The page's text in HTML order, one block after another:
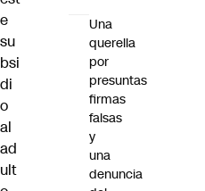
e
su
bsi
di
o
al
ad
ult
Una
querella
por
presuntas
firmas
falsas
y
una
denuncia